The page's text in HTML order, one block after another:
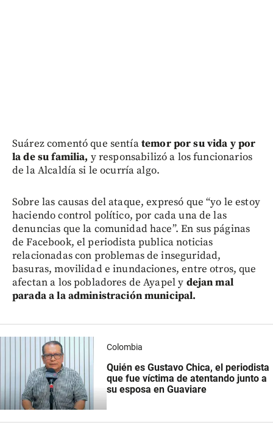
Suárez comentó que sentíatemor por su vida y por
la de su familia, y responsabilizó a los funcionarios
de la Alcaldía si le ocurría algo.
Sobre las causas del ataque, expresó que “yo le estoy
haciendo control político, por cada una de las
denuncias que la comunidad hace”. En sus páginas
de Facebook, el periodista publica noticias
relacionadas con problemas de inseguridad,
basuras, movilidad e inundaciones, entre otros, que
afectan a los pobladores de Ayapel y dejan mal
parada a la administración municipal.
Colombia
Quién es Gustavo Chica, el periodista
que fue víctima de atentando junto a
su esposa en Guaviare